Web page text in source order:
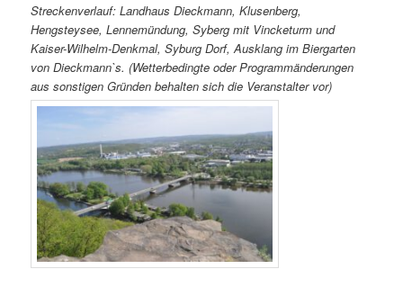
Streckenverlauf: Landhaus Dieckmann, Klusenberg,
Hengsteysee, Lennemündung, Syberg mit Vincketurm und
Kaiser-Wilhelm-Denkmal, Syburg Dorf, Ausklang im Biergarten
von Dieckmann`s. (Wetterbedingte oder Programmänderungen
aus sonstigen Gründen behalten sich die Veranstalter vor)